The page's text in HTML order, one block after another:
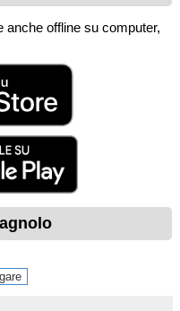
anche offline su computer,